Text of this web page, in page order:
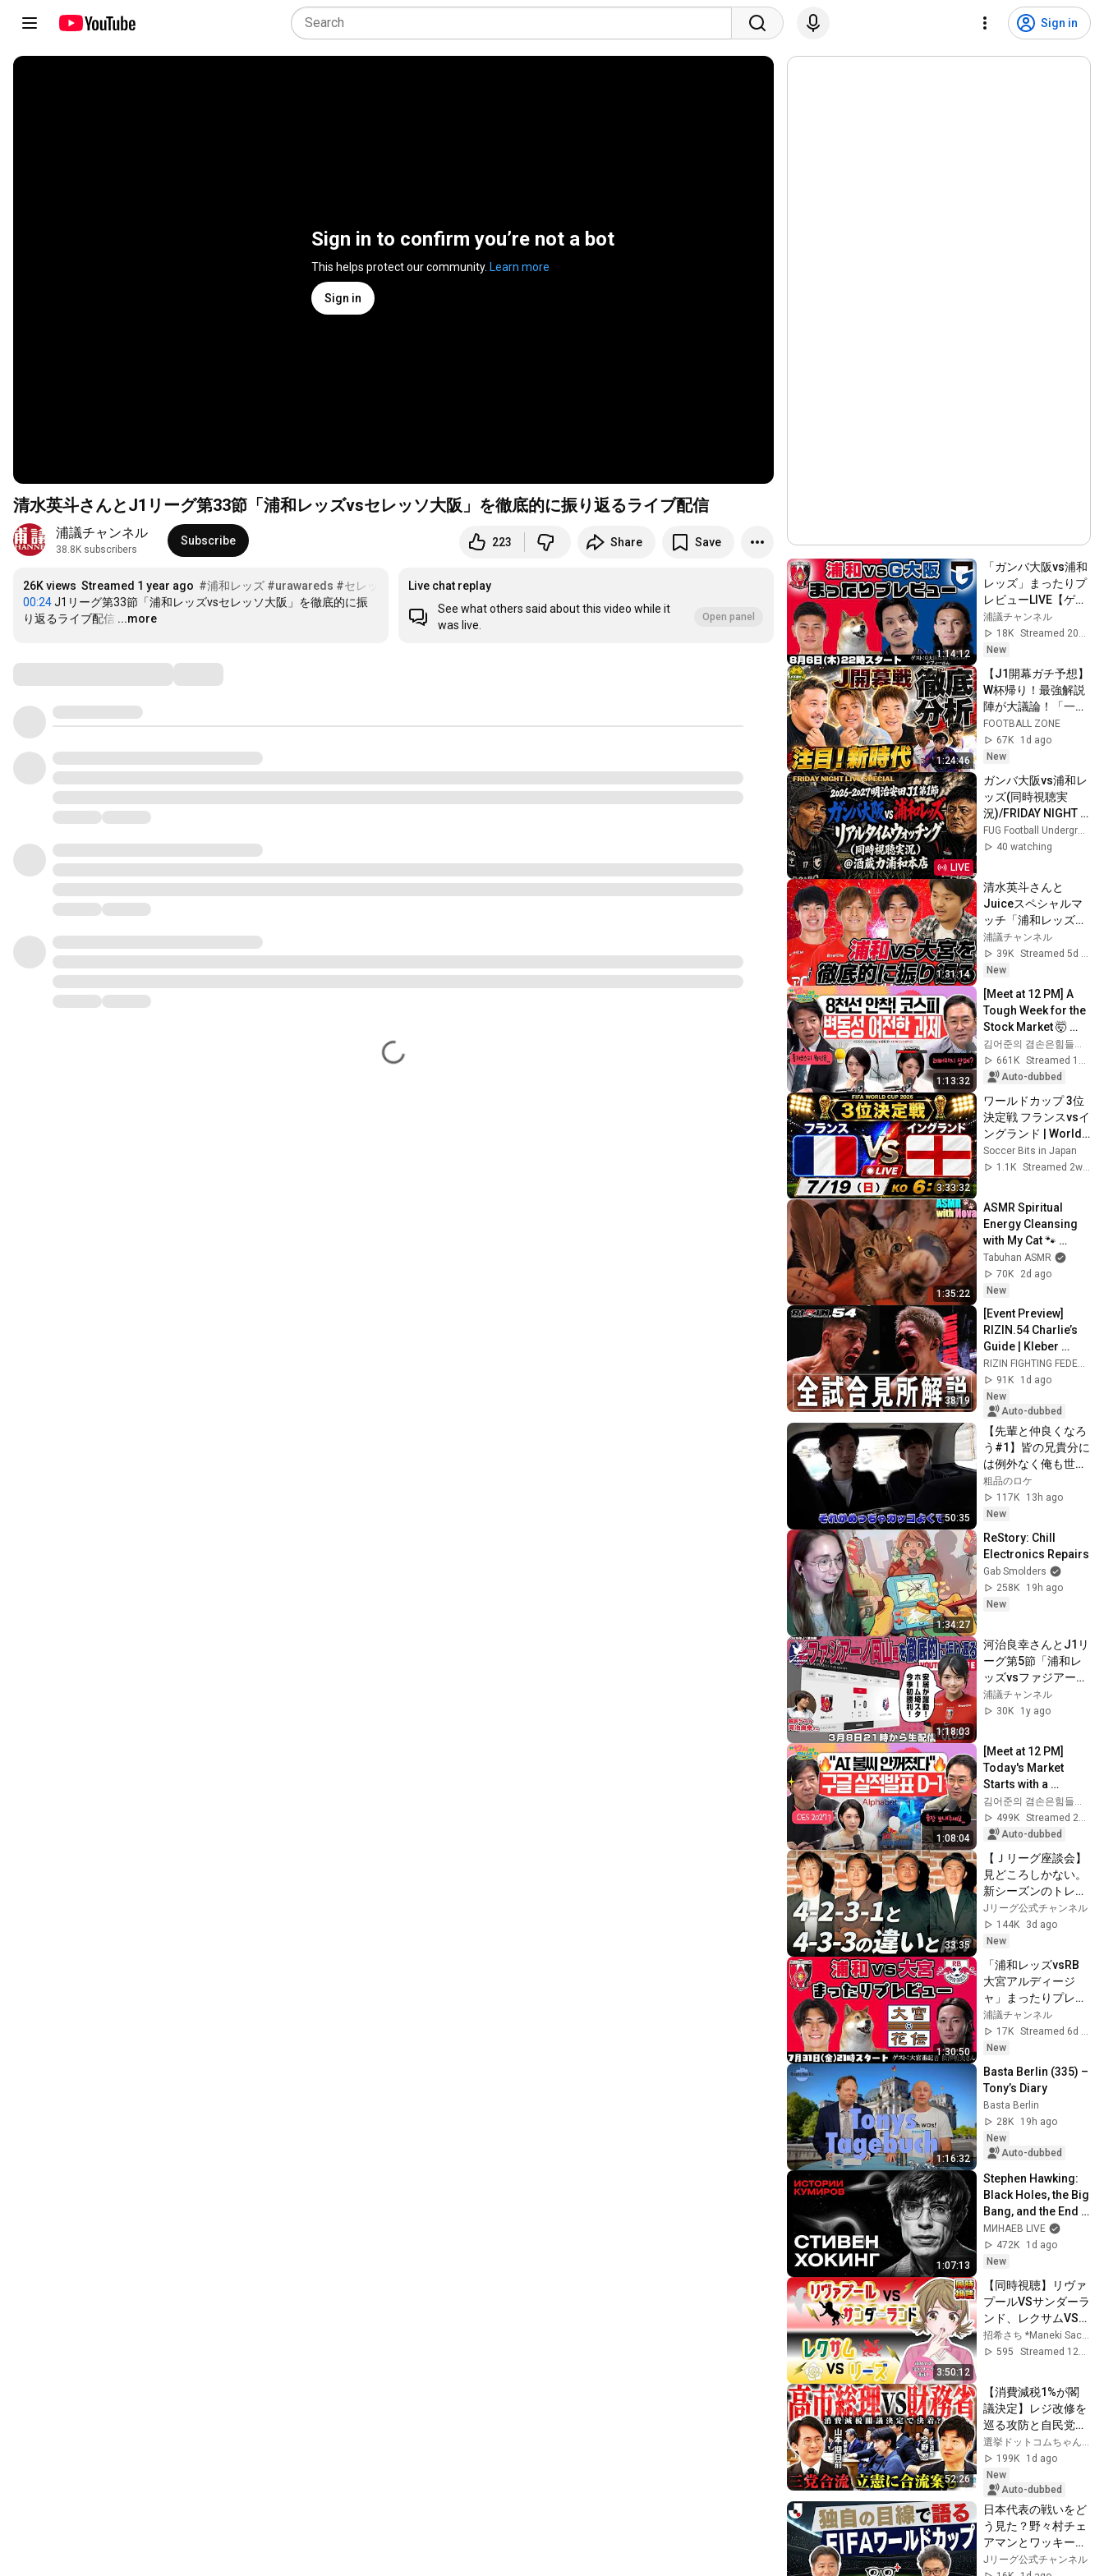
Sign in
Sign in to confirm you’re not a bot
This helps protect our community. Learn more
Sign in
清水英斗さんとJ1リーグ第33節「浦和レッズvsセレッソ大阪」を徹底的に振り返るライブ配信
浦議チャンネル
38.8K subscribers
Subscribe 223 Share Save
26K views Streamed 1 year ago #浦和レッズ #urawareds #セレッソ大阪
00:24 J1リーグ第33節「浦和レッズvsセレッソ大阪」を徹底的に振
り返るライブ配信 …
...more
Live chat replay
See what others said about this video while it
was live.
Open panel
1:14:12
「ガンバ大阪vs浦和
レッズ」まったりプ
レビューLIVE【ゲス
ト：ガンバ大阪応援
Youtuberナフィーさ
ん】
浦議チャンネル
18K
Streamed 20h ago
New
1:24:46
【J1開幕ガチ予想】
W杯帰り！最強解説
陣が大議論！「一番
ヤバい大型補強をし
たのは〇〇」注目の
開幕カードを徹底解
FOOTBALL ZONE
67K
1d ago
New
LIVE
ガンバ大阪vs浦和レ
ッズ(同時視聴実
況)/FRIDAY NIGHT
LIVE SPECIAL
FUG Football Underground
40 watching
1:31:14
清水英斗さんと
Juiceスペシャルマ
ッチ「浦和レッズ
vsRB大宮アルディ
ージャ」を徹底的に
振り返るライブ配信
浦議チャンネル
39K
New
1:13:32
[Meet at 12 PM] A
Tough Week for the
Stock Market 🤯
Even So, We Must
Respond! | Friday,
July 3, 2026
661K
Auto-dubbed
3:33:32
ワールドカップ 3位
決定戦 フランスvsイ
ングランド | World
Cup Semi-finals
France vs England
Soccer Bits in Japan
1.1K
1:35:22
ASMR Spiritual
Energy Cleansing
with My Cat 🐾
Purring & Reiki for
Sleep & Stress
Relief
Tabuhan ASMR
70K
2d ago
New
38:19
[Event Preview]
RIZIN.54 Charlie’s
Guide | Kleber
Koike vs. Kyoshin
Akimoto and More
RIZIN FIGHTING FEDERATION
91K
1d ago
New
Auto-dubbed
50:35
【先輩と仲良くなろ
う#1】皆の兄貴分に
は例外なく俺も世話
になっているわけで
【アインシュタイン
河井】
粗品のロケ
117K
13h ago
New
1:34:27
ReStory: Chill
Electronics Repairs
Gab Smolders
258K
19h ago
New
1:18:03
河治良幸さんとJ1リ
ーグ第5節「浦和レ
ッズvsファジアーノ
岡山」を徹底的に振
り返るライブ配信
浦議チャンネル
30K
1y ago
1:08:04
[Meet at 12 PM]
Today's Market
Starts with a
Recovery to 7,000
Points! Are the
Foreign Investors
...
김어준의 겸손은힘들다 뉴스공장
499K
Streamed 2w ago
Auto-dubbed
33:35
【Ｊリーグ座談会】
見どころしかない。
新シーズンのトレン
ドを選手OBが大予
想！｜2026/27明治
安田Ｊリーグ 8月7
日新開幕
Jリーグ公式チャンネル
144K
3d ago
New
1:30:50
「浦和レッズvsRB
大宮アルディージ
ャ」まったりプレビ
ューLIVE【ゲスト：
大宮番記者 松澤明美
さん】
浦議チャンネル
17K
Streamed 6d ago
New
1:16:32
Basta Berlin (335) –
Tony’s Diary
Basta Berlin
28K
19h ago
New
Auto-dubbed
1:07:13
Stephen Hawking:
Black Holes, the Big
Bang, and the End
of the Universe /
Idol Stories /
MINAEV
МИНАЕВ LIVE
472K
1d ago
New
3:50:12
【同時視聴】リヴァ
プールVSサンダーラ
ンド、レクサムVSリ
ーズ　サッカー観戦
初心者マネージャー
招希さち *Maneki Sachi*
595
Streamed 12d ago
52:26
【消費減税1%が閣
議決定】レジ改修を
巡る攻防と自民党内
の激しい葛藤／中
道・立憲・公明の3
党合流構想に浮上し
た「第4の選択肢」
とは？【今野忍×山
本期日前】｜選挙ド
ットコム
199K
1d ago
New
Auto-dubbed
日本代表の戦いをど
う見た？野々村チェ
アマンとワッキーが
語るワールドカップ
Jリーグ公式チャンネル